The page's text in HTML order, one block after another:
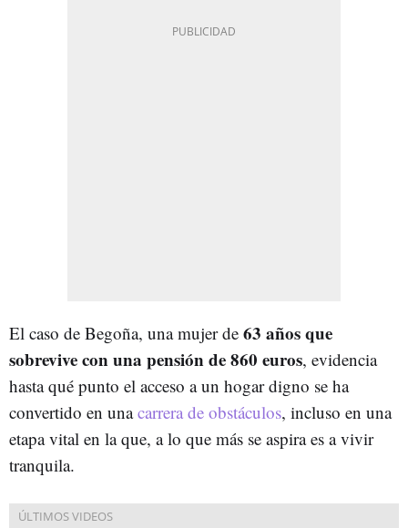
El caso de Begoña, una mujer de 63 años que
sobrevive con una pensión de 860 euros, evidencia
hasta qué punto el acceso a un hogar digno se ha
convertido en unacarrera de obstáculos, incluso en una
etapa vital en la que, a lo que más se aspira es a vivir
tranquila.